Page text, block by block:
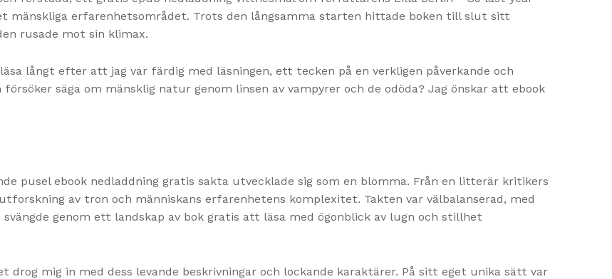
mänskliga erfarenhetsområdet. Trots den långsamma starten hittade boken till slut sitt
rusade mot sin klimax.
långt efter att jag var färdig med läsningen, ett tecken på en verkligen påverkande och
säga om mänsklig natur genom linsen av vampyrer och de odöda? Jag önskar att ebook
pusel ebook nedladdning gratis sakta utvecklade sig som en blomma. Från en litterär kritikers
av tron och människans erfarenhetens komplexitet. Takten var välbalanserad, med
genom ett landskap av bok gratis att läsa med ögonblick av lugn och stillhet
drog mig in med dess levande beskrivningar och lockande karaktärer. På sitt eget unika sätt var